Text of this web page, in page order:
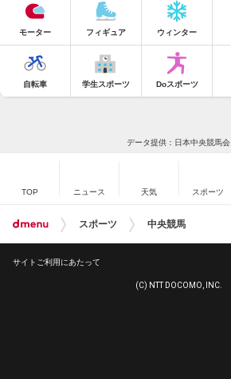
モーター フィギュア ウィンター
自転車 学生スポーツ Doスポーツ
データ提供：日本中央競馬会
TOP ニュース 天気 スポーツ
スポーツ 中央競馬
サイトご利用にあたって
(C) NTT DOCOMO, INC.